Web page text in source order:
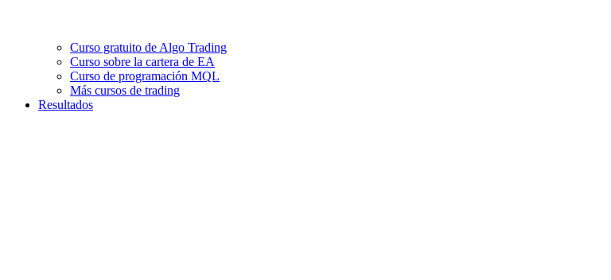
Curso gratuito de Algo Trading
Curso sobre la cartera de EA
Curso de programación MQL
Más cursos de trading
Resultados